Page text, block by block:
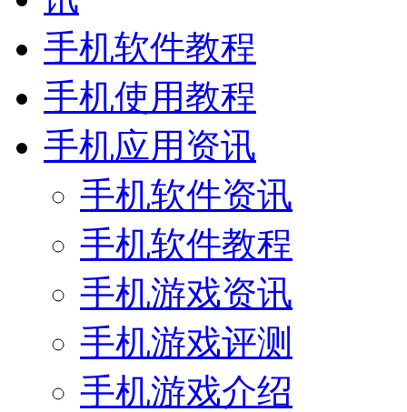
手机软件教程
手机使用教程
手机应用资讯
手机软件资讯
手机软件教程
手机游戏资讯
手机游戏评测
手机游戏介绍